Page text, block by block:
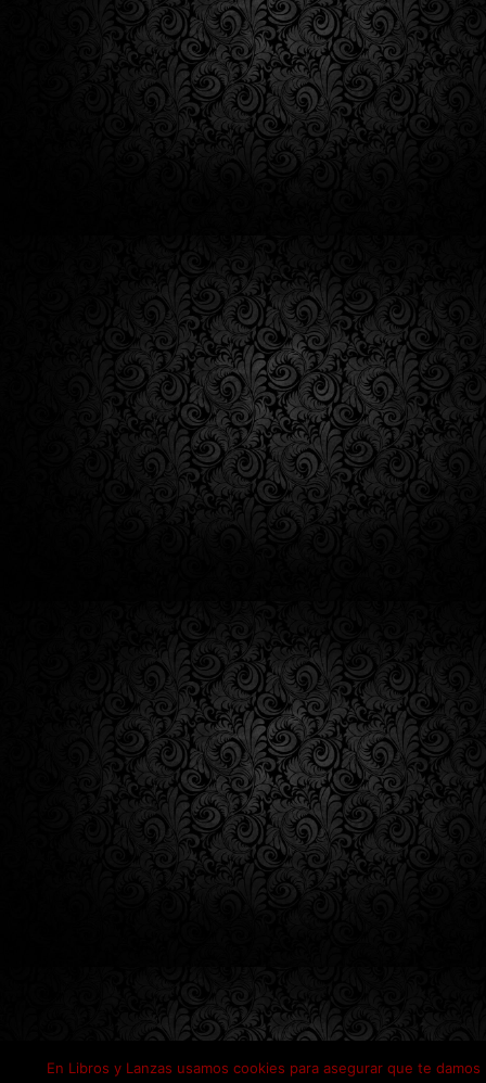
En Libros y Lanzas usamos cookies para asegurar que te damos